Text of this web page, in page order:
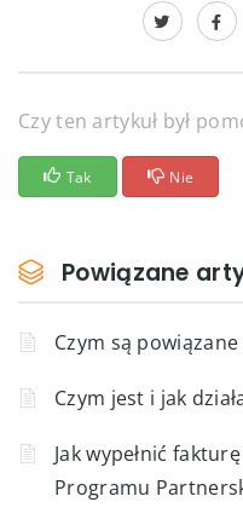
Czy ten artykuł był
Tak Nie
Powiązane
Czym są
Czym jest i jak
Jak wypełnić
Programu